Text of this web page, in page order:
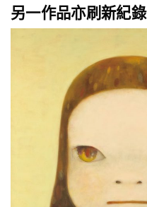
另一作品亦刷新紀錄